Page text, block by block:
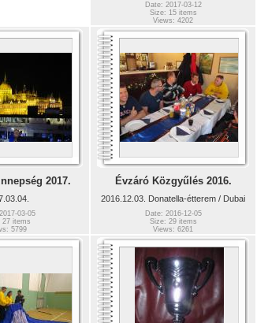
Date: 2017-03-12
Size: 15 items
Views: 4202
2017.
03-05
27 items
5799
Évzáró Közgyűlés 2016.
2016.12.03. Donatella-étterem / Dubai
Date: 2016-12-05
Size: 29 items
Views: 6261